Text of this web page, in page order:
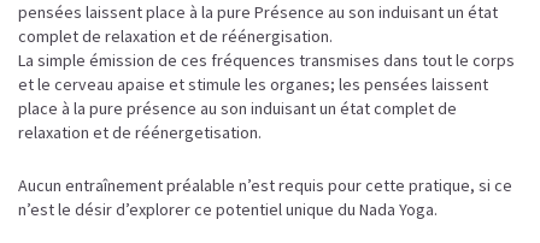
pensées laissent place à la pure Présence au son induisant un état
complet de relaxation et de réénergisation.
La simple émission de ces fréquences transmises dans tout le corps
et le cerveau apaise et stimule les organes; les pensées laissent
place à la pure présence au son induisant un état complet de
relaxation et de réénergetisation.
Aucun entraînement préalable n’est requis pour cette pratique, si ce
n’est le désir d’explorer ce potentiel unique du Nada Yoga.